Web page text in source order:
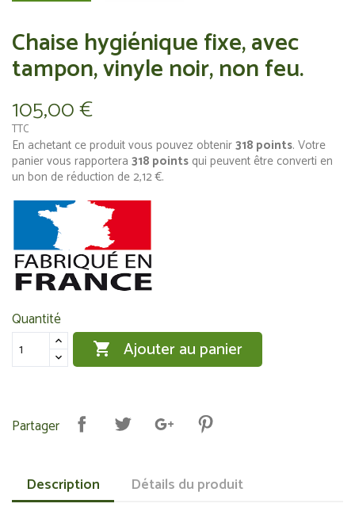
Chaise hygiénique fixe, avec
tampon, vinyle noir, non feu.
105,00 €
TTC
En achetant ce produit vous pouvez obtenir318 points. Votre
panier vous rapportera 318 points qui peuvent être converti en
un bon de réduction de2,12 €.
Quantité
 Ajouter au panier
Partager
Description Détails du produit